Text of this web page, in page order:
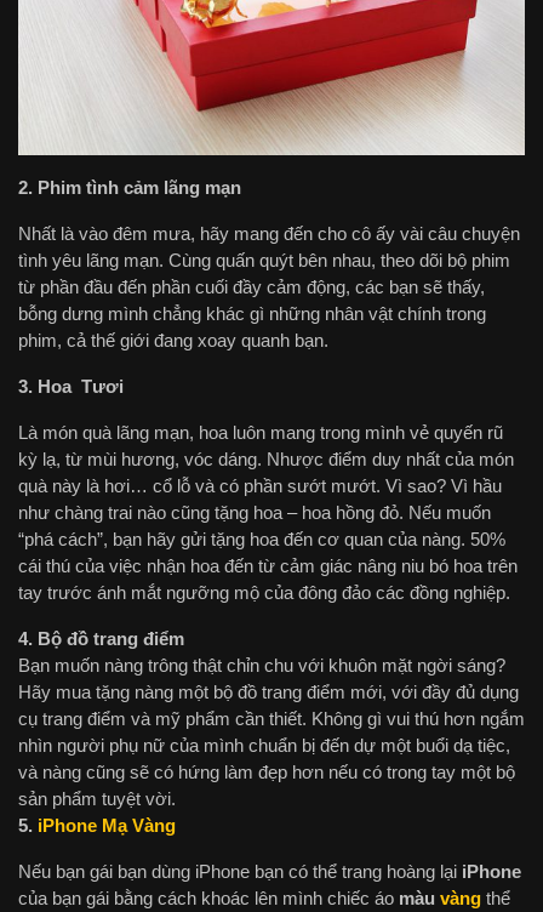
2. Phim tình cảm lãng mạn
Nhất là vào đêm mưa, hãy mang đến cho cô ấy vài câu chuyện
tình yêu lãng mạn. Cùng quấn quýt bên nhau, theo dõi bộ phim
từ phần đầu đến phần cuối đầy cảm động, các bạn sẽ thấy,
bỗng dưng mình chẳng khác gì những nhân vật chính trong
phim, cả thế giới đang xoay quanh bạn.
3. Hoa Tươi
Là món quà lãng mạn, hoa luôn mang trong mình vẻ quyến rũ
kỳ lạ, từ mùi hương, vóc dáng. Nhược điểm duy nhất của món
quà này là hơi… cổ lỗ và có phần sướt mướt. Vì sao? Vì hầu
như chàng trai nào cũng tặng hoa – hoa hồng đỏ. Nếu muốn
“phá cách”, bạn hãy gửi tặng hoa đến cơ quan của nàng. 50%
cái thú của việc nhận hoa đến từ cảm giác nâng niu bó hoa trên
tay trước ánh mắt ngưỡng mộ của đông đảo các đồng nghiệp.
4. Bộ đồ trang điểm
Bạn muốn nàng trông thật chỉn chu với khuôn mặt ngời sáng?
Hãy mua tặng nàng một bộ đồ trang điểm mới, với đầy đủ dụng
cụ trang điểm và mỹ phẩm cần thiết. Không gì vui thú hơn ngắm
nhìn người phụ nữ của mình chuẩn bị đến dự một buổi dạ tiệc,
và nàng cũng sẽ có hứng làm đẹp hơn nếu có trong tay một bộ
sản phẩm tuyệt vời.
5. iPhone Mạ Vàng
Nếu bạn gái bạn dùng iPhone bạn có thể trang hoàng lại iPhone
của bạn gái bằng cách khoác lên mình chiếc áo màu vàng thể